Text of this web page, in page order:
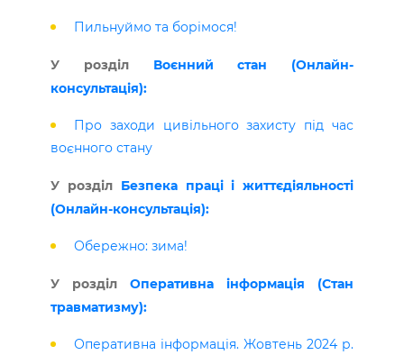
Пильнуймо та борімося!
У розділ Воєнний стан (Онлайн-
консультація):
Про заходи цивільного захисту під час
воєнного стану
У розділБезпека праці і життєдіяльності
(Онлайн-консультація):
Обережно: зима!
​У розділ Оперативна інформація (Стан
травматизму):
Оперативна інформація. Жовтень 2024 р.